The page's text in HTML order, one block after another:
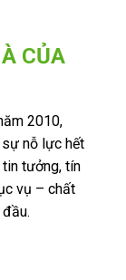
CỦA
2010,
nỗ lực hết
tưởng, tín
vụ – chất